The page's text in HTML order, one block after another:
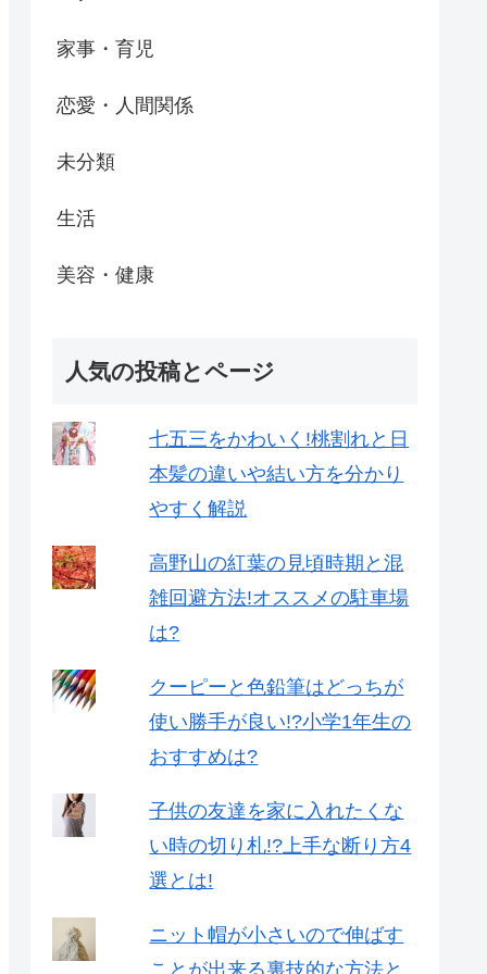
家事・育児
恋愛・人間関係
未分類
生活
美容・健康
人気の投稿とページ
七五三をかわいく!桃割れと日
本髪の違いや結い方を分かり
やすく解説
高野山の紅葉の見頃時期と混
雑回避方法!オススメの駐車場
は?
クーピーと色鉛筆はどっちが
使い勝手が良い!?小学1年生の
おすすめは?
子供の友達を家に入れたくな
い時の切り札!?上手な断り方4
選とは!
ニット帽が小さいので伸ばす